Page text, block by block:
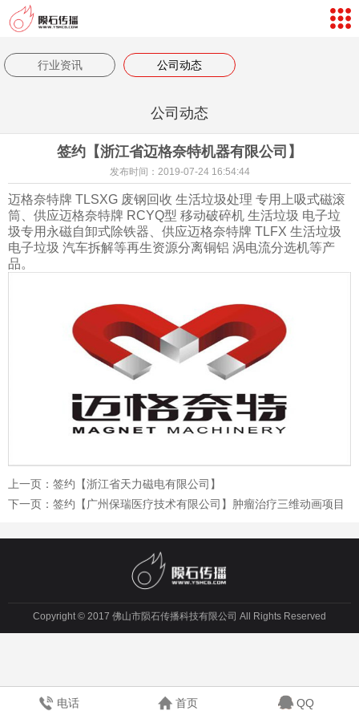
网站导航
数字孪生体验
关于我们
联系我们
客户评价
返回首页
行业资讯 公司动态
公司动态
签约【浙江省迈格奈特机器有限公司】
发布时间：2019-07-24 16:54:44
迈格奈特牌 TLSXG 废钢回收 生活垃圾处理 专用上吸式磁滚
筒、供应迈格奈特牌 RCYQ型 移动破碎机 生活垃圾 电子垃
圾专用永磁自卸式除铁器、供应迈格奈特牌 TLFX 生活垃圾
电子垃圾 汽车拆解等再生资源分离铜铝 涡电流分选机等产
品。
上一页： 签约【浙江省天力磁电有限公司】
下一页： 签约【广州保瑞医疗技术有限公司】肿瘤治疗三维动画项目
Copyright © 2017 佛山市陨石传播科技有限公司 All Rights Reserved
电话 首页 QQ